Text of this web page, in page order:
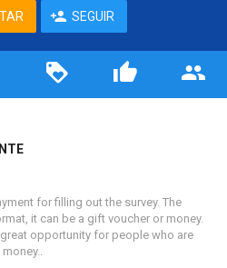
SEGUIR
for filling out the survey. The
it can be a gift voucher or money.
opportunity for people who are